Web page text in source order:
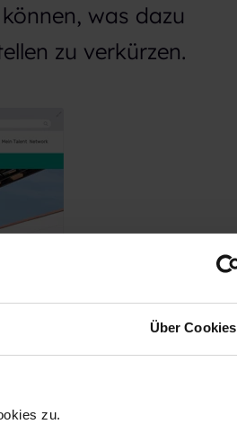
Über Cookies
zu.
was dazu
zu verkürzen.
Talention